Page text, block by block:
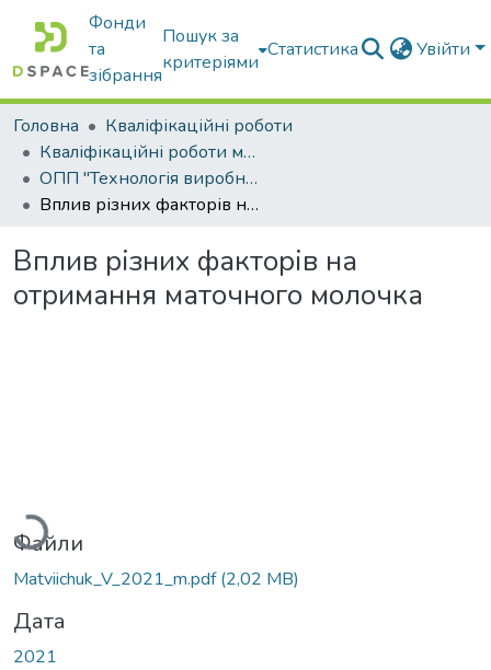
Фонди
та
зібрання
Пошук за
критеріями
Статистика Увійти
Головна
Кваліфікаційні роботи
Кваліфікаційні роботи магістрів
ОПП "Технологія виробництва і переробки продукції тваринництва"
Вплив різних факторів на отримання маточного молочка
Вплив різних факторів на
отримання маточного молочка
Вантажиться...
Файли
Matviichuk_V_2021_m.pdf(2,02 MB)
Дата
2021